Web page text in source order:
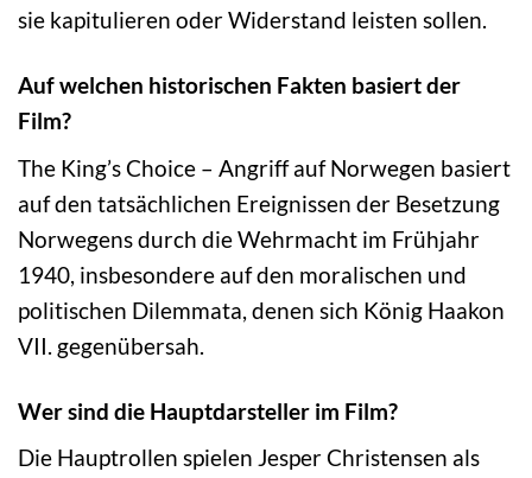
sie kapitulieren oder Widerstand leisten sollen.
Auf welchen historischen Fakten basiert der
Film?
The King’s Choice – Angriff auf Norwegen basiert
auf den tatsächlichen Ereignissen der Besetzung
Norwegens durch die Wehrmacht im Frühjahr
1940, insbesondere auf den moralischen und
politischen Dilemmata, denen sich König Haakon
VII. gegenübersah.
Wer sind die Hauptdarsteller im Film?
Die Hauptrollen spielen Jesper Christensen als